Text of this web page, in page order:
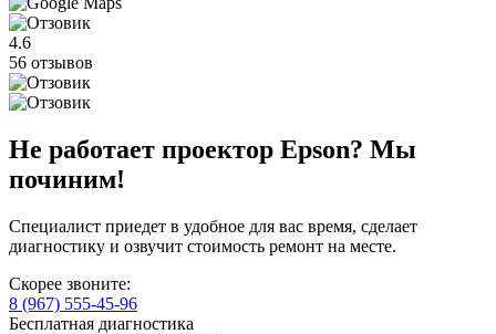
4.6
56 отзывов
Не работает проектор Epson? Мы
починим!
Специалист приедет в удобное для вас время, сделает
диагностику и озвучит стоимость ремонт на месте.
Скорее звоните:
8 (967) 555-45-96
Бесплатная диагностика